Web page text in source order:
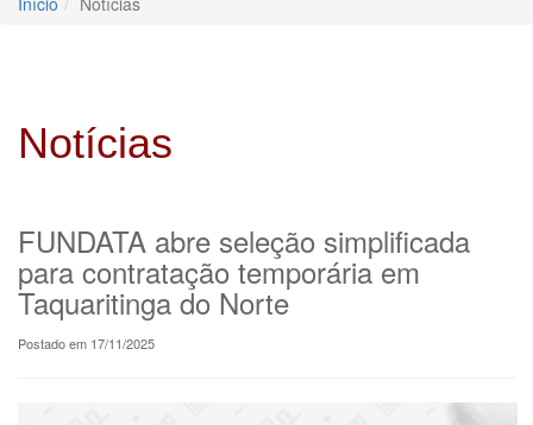
Notícias
FUNDATA abre seleção simplificada
para contratação temporária em
Taquaritinga do Norte
Postado em 17/11/2025